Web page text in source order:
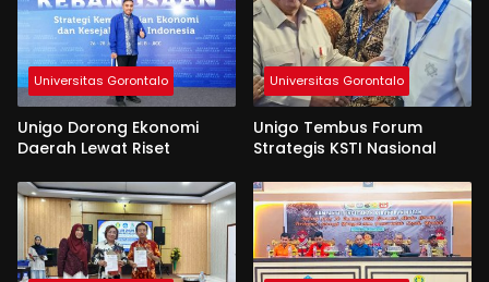
Universitas Gorontalo
Unigo Dorong Ekonomi
Daerah Lewat Riset
Universitas Gorontalo
Unigo Tembus Forum
Strategis KSTI Nasional